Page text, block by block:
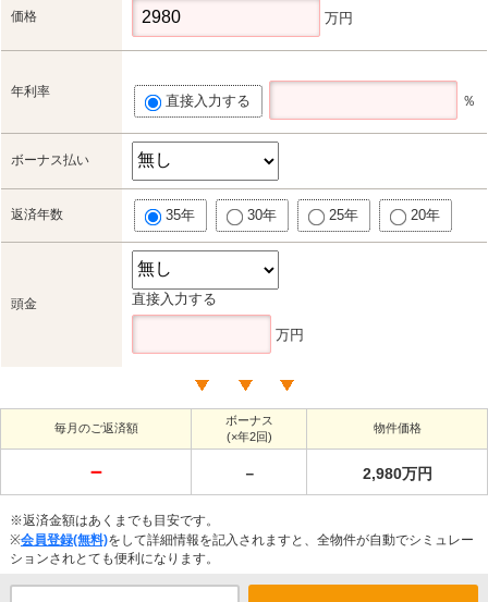
価格 万円
年利率
直接入力する ％
ボーナス払い
返済年数 35年 30年 25年 20年
頭金 直接入力する
万円
毎月のご返済額
ボーナス
(×年2回)
物件価格
－ － 2,980万円
※返済金額はあくまでも目安です。
※会員登録(無料)をして詳細情報を記入されますと、全物件が自動でシミュレー
ションされとても便利になります。